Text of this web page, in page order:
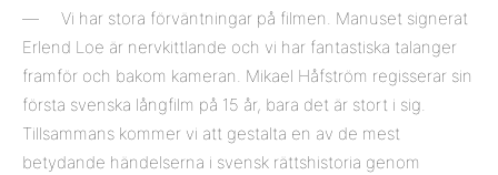
— Vi har stora förväntningar på filmen. Manuset signerat
Erlend Loe är nervkittlande och vi har fantastiska talanger
framför och bakom kameran. Mikael Håfström regisserar sin
första svenska långfilm på 15 år, bara det är stort i sig.
Tillsammans kommer vi att gestalta en av de mest
betydande händelserna i svensk rättshistoria genom